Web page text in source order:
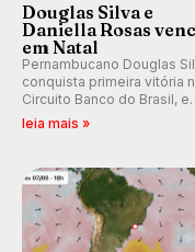
Douglas Silva e
Daniella Rosas
em Natal
Pernambucano Douglas
conquista primeira vitória
Circuito Banco do Brasil, e
peruana Daniella Rosas
(RN).
leia mais »